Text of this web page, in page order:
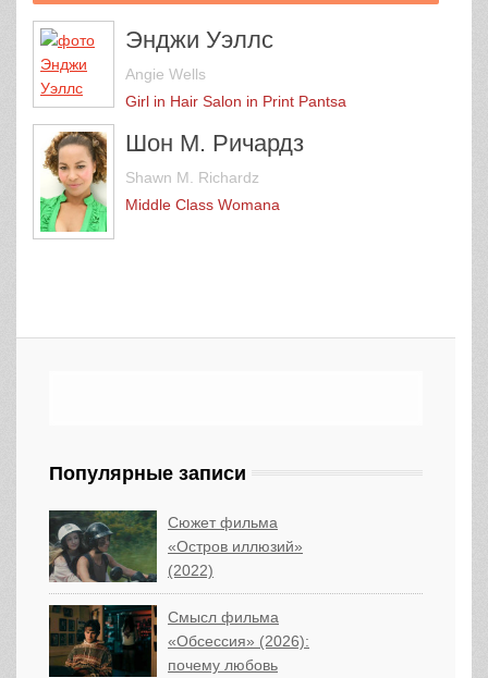
Энджи Уэллс
Angie Wells
Girl in Hair Salon in Print Pantsа
Шон М. Ричардз
Shawn M. Richardz
Middle Class Womanа
Популярные записи
Сюжет фильма
«Остров иллюзий»
(2022)
Смысл фильма
«Обсессия» (2026):
почему любовь